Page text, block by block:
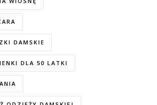
DAMSKIE
DLA 50 LATKI